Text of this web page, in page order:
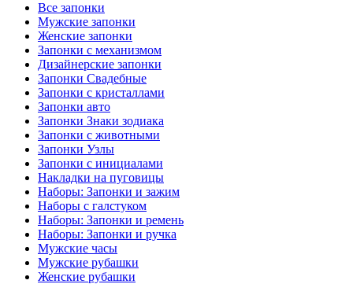
Все запонки
Мужские запонки
Женские запонки
Запонки с механизмом
Дизайнерские запонки
Запонки Свадебные
Запонки с кристаллами
Запонки авто
Запонки Знаки зодиака
Запонки с животными
Запонки Узлы
Запонки с инициалами
Накладки на пуговицы
Наборы: Запонки и зажим
Наборы с галстуком
Наборы: Запонки и ремень
Наборы: Запонки и ручка
Мужские часы
Мужские рубашки
Женские рубашки